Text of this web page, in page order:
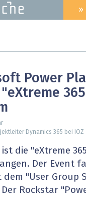
HEADER
MENU
»
Power
"eXtreme
Dynamics 365 bei IOZ
ist die "eXtreme
Der Event
dem "User Group
Rockstar